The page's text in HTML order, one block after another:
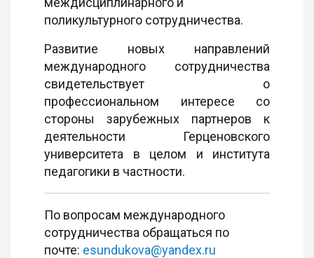
поликультурного сотрудничества.
Развитие новых направлений
международного сотрудничества
свидетельствует о
профессиональном интересе со
стороны зарубежных партнеров к
деятельности Герценовского
университета в целом и института
педагогики в частности.
По вопросам международного
сотрудничества обращаться по
почте: esundukova@yandex.ru